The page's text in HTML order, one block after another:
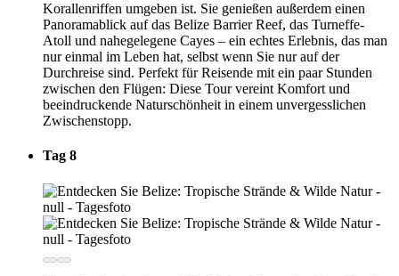
Korallenriffen umgeben ist. Sie genießen außerdem einen
Panoramablick auf das Belize Barrier Reef, das Turneffe-
Atoll und nahegelegene Cayes – ein echtes Erlebnis, das man
nur einmal im Leben hat, selbst wenn Sie nur auf der
Durchreise sind. Perfekt für Reisende mit ein paar Stunden
zwischen den Flügen: Diese Tour vereint Komfort und
beeindruckende Naturschönheit in einem unvergesslichen
Zwischenstopp.
Tag 8